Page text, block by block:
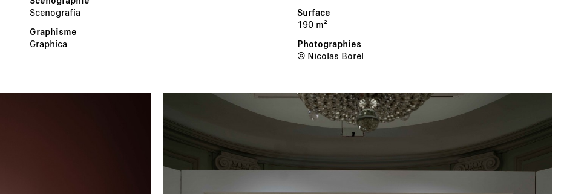
Scenografia
Graphica
190 m²
© Nicolas Borel